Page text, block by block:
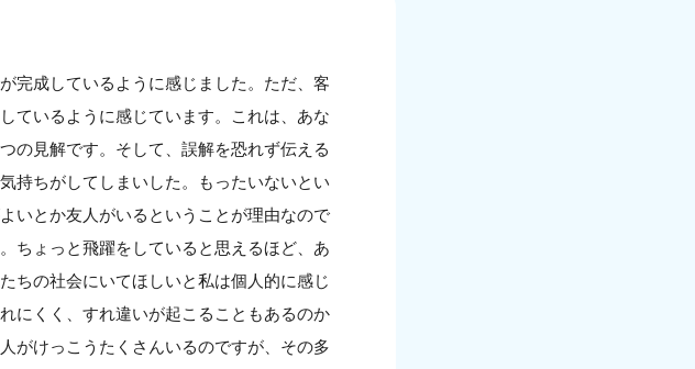
完成しているように感じました。ただ、客
ているように感じています。これは、あな
の見解です。そして、誤解を恐れず伝える
持ちがしてしまいした。もったいないとい
いとか友人がいるということが理由なので
ちょっと飛躍をしていると思えるほど、あ
ちの社会にいてほしいと私は個人的に感じ
にくく、すれ違いが起こることもあるのか
がけっこうたくさんいるのですが、その多